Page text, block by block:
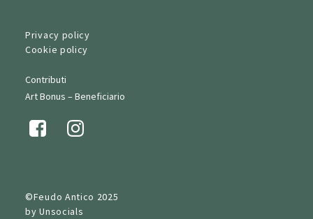
Privacy policy
Cookie policy
Contributi
Art Bonus – Beneficiario
©Feudo Antico 2025
byUnsocials